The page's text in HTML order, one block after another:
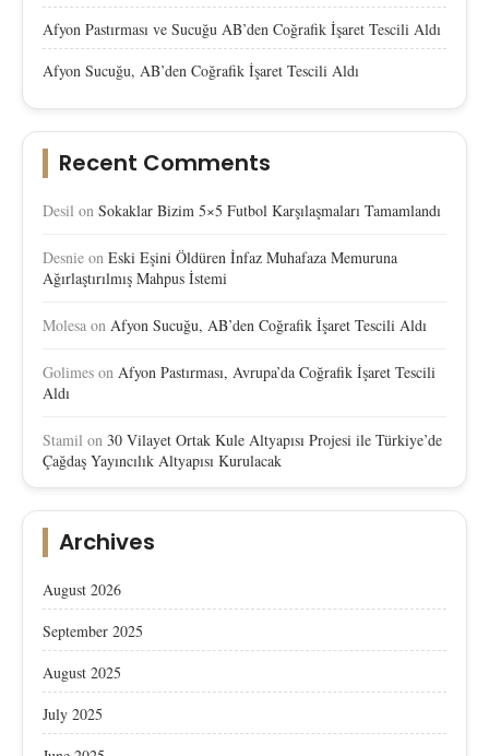
Afyon Pastırması ve Sucuğu AB’den Coğrafik İşaret Tescili Aldı
Afyon Sucuğu, AB’den Coğrafik İşaret Tescili Aldı
Recent Comments
Desil on Sokaklar Bizim 5×5 Futbol Karşılaşmaları Tamamlandı
Desnie on Eski Eşini Öldüren İnfaz Muhafaza Memuruna
Ağırlaştırılmış Mahpus İstemi
Molesa on Afyon Sucuğu, AB’den Coğrafik İşaret Tescili Aldı
Golimes on Afyon Pastırması, Avrupa’da Coğrafik İşaret Tescili
Aldı
Stamil on 30 Vilayet Ortak Kule Altyapısı Projesi ile Türkiye’de
Çağdaş Yayıncılık Altyapısı Kurulacak
Archives
August 2026
September 2025
August 2025
July 2025